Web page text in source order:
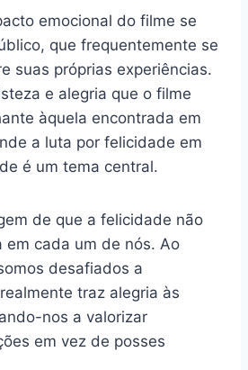
emocional do filme se
que frequentemente se
suas próprias experiências.
e alegria que o filme
àquela encontrada em
a luta por felicidade em
é um tema central.
de que a felicidade não
em cada um de nós. Ao
desafiados a
traz alegria às
nos a valorizar
em vez de posses